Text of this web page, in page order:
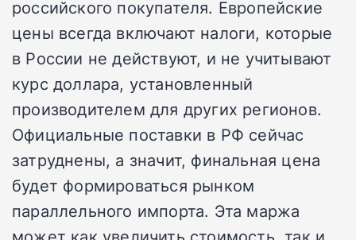
российского покупателя. Европейские
цены всегда включают налоги, которые
в России не действуют, и не учитывают
курс доллара, установленный
производителем для других регионов.
Официальные поставки в РФ сейчас
затруднены, а значит, финальная цена
будет формироваться рынком
параллельного импорта. Эта маржа